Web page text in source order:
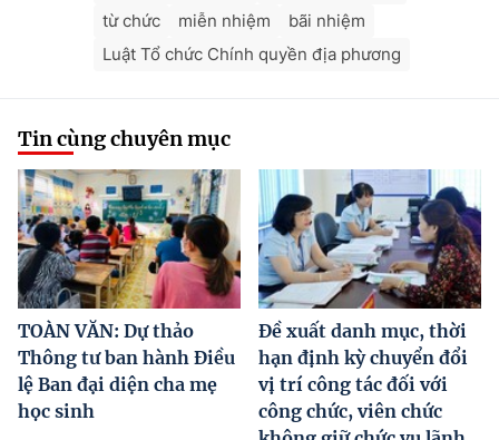
từ chức
miễn nhiệm
bãi nhiệm
Luật Tổ chức Chính quyền địa phương
Tin cùng chuyên mục
TOÀN VĂN: Dự thảo
Thông tư ban hành Điều
lệ Ban đại diện cha mẹ
học sinh
Đề xuất danh mục, thời
hạn định kỳ chuyển đổi
vị trí công tác đối với
công chức, viên chức